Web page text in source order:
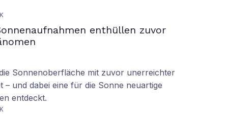
enthüllen zuvor
Sonnenoberfläche mit zuvor unerreichter
– und dabei eine für die Sonne neuartige
entdeckt.